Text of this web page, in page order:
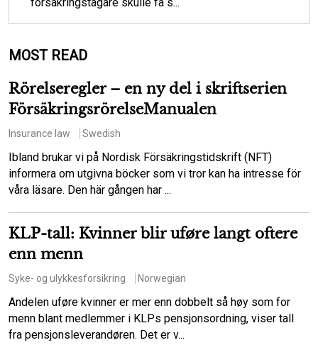
MOST READ
Rörelseregler – en ny del i skriftserien
FörsäkringsrörelseManualen
Insurance law Swedish
Ibland brukar vi på Nordisk Försäkringstidskrift (NFT)
informera om utgivna böcker som vi tror kan ha intresse för
våra läsare. Den här gången har ...
KLP-tall: Kvinner blir uføre langt oftere
enn menn
Syke- og ulykkesforsikring Norwegian
Andelen uføre kvinner er mer enn dobbelt så høy som for
menn blant medlemmer i KLPs pensjonsordning, viser tall
fra pensjonsleverandøren. Det er v...